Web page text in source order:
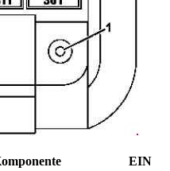
EIN